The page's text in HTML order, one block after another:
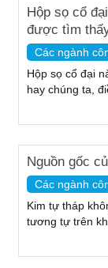
Hộp sọ cổ
được tìm
Các ngành
Hộp sọ cổ đại
hay chúng ta,
Nguồn gốc
Các ngành
Kim tự tháp
tương tự trên